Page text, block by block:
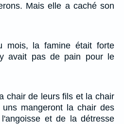
Mais elle a caché son
mois, la famine était forte
avait pas de pain pour le
chair de leurs fils et la chair
mangeront la chair des
et de la détresse